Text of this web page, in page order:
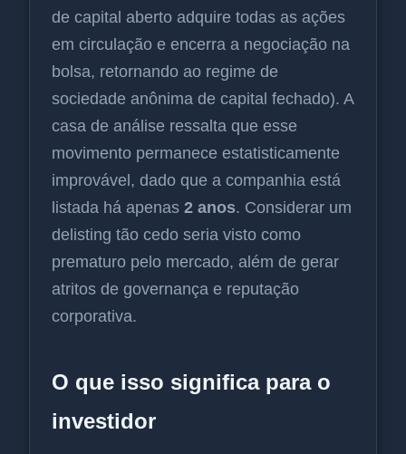
de capital aberto adquire todas as ações
em circulação e encerra a negociação na
bolsa, retornando ao regime de
sociedade anônima de capital fechado). A
casa de análise ressalta que esse
movimento permanece estatisticamente
improvável, dado que a companhia está
listada há apenas 2 anos. Considerar um
delisting tão cedo seria visto como
prematuro pelo mercado, além de gerar
atritos de governança e reputação
corporativa.
O que isso significa para o
investidor